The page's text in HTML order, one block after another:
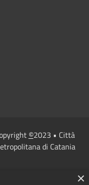
©2023 • Città
di Catania
×